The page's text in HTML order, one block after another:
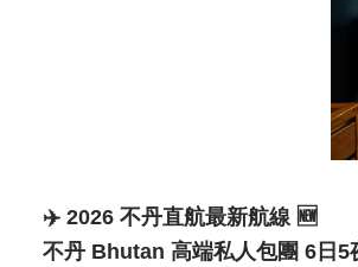
✈️ 2026 不丹直航最新航線 🆕
不丹 Bhutan 高端私人包團 6日5